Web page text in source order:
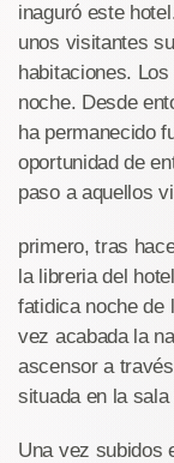
inaguró este
unos visitantes
habitaciones.
noche. Desde
ha permanecido
oportunidad de
paso a aquellos
primero, tras
la libreria del
fatidica noche de
vez acabada la
ascensor a
situada en la
Una vez subidos